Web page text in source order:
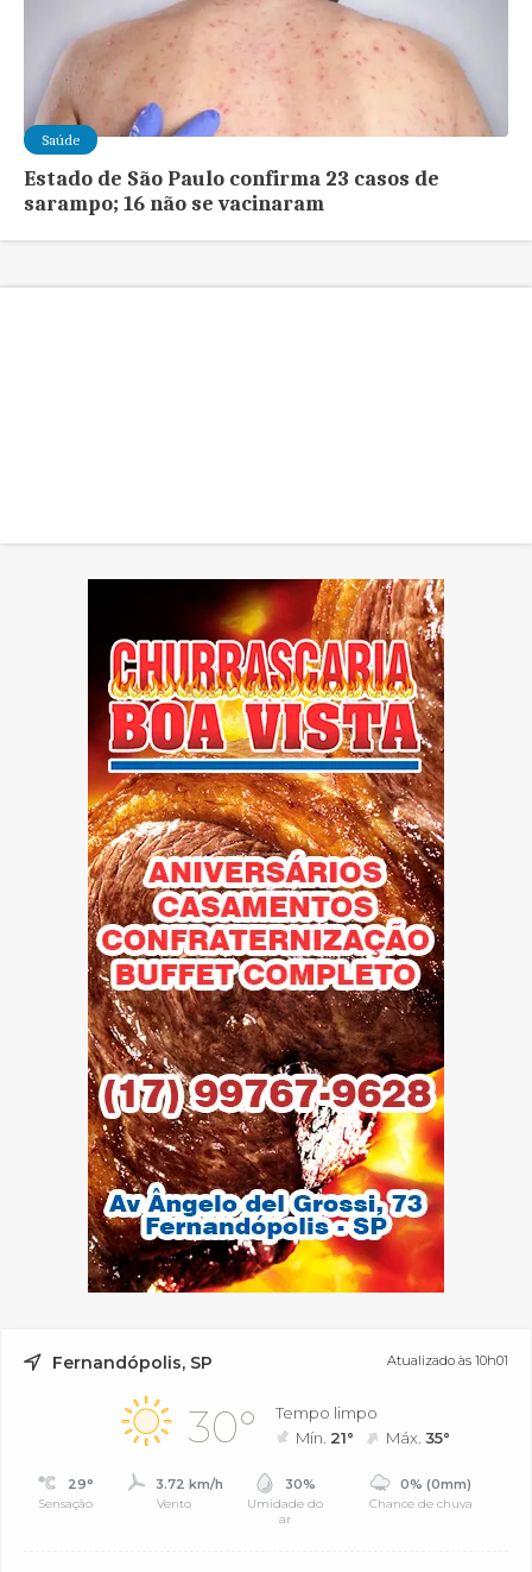
Saúde
Estado de São Paulo confirma 23 casos de
sarampo; 16 não se vacinaram
Fernandópolis, SP Atualizado às 10h01
30°
Tempo limpo
Mín. 21° Máx.35°
29°
Sensação
3.72 km/h
Vento
30%
Umidade do
ar
0% (0mm)
Chance de chuva